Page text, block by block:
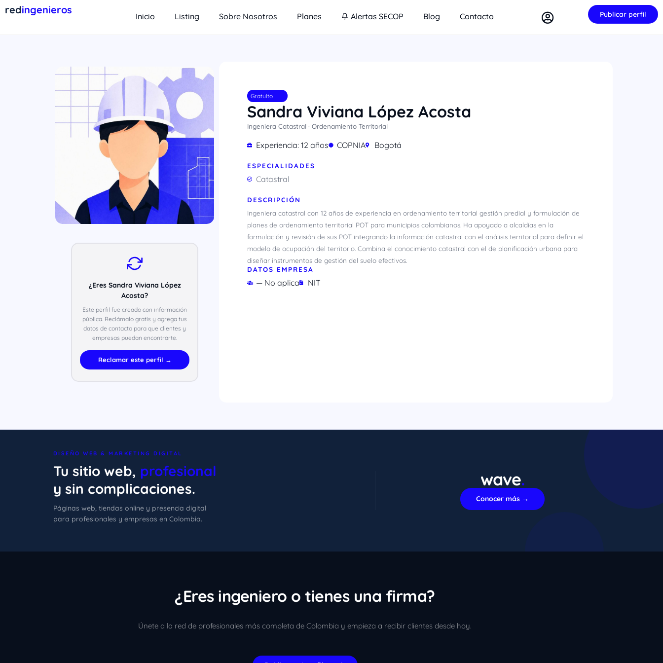
redingenieros
Inicio Listing Sobre Nosotros Planes Alertas SECOP Blog Contacto Publicar perfil
¿Eres Sandra Viviana López
Acosta?
Este perfil fue creado con información
pública. Reclámalo gratis y agrega tus
datos de contacto para que clientes y
empresas puedan encontrarte.
Reclamar este perfil →
Gratuito
Sandra Viviana López Acosta
Ingeniera Catastral · Ordenamiento Territorial
Experiencia: 12 años COPNIA Bogotá
ESPECIALIDADES
Catastral
DESCRIPCIÓN
Ingeniera catastral con 12 años de experiencia en ordenamiento territorial gestión predial y formulación de
planes de ordenamiento territorial POT para municipios colombianos. Ha apoyado a alcaldías en la
formulación y revisión de sus POT integrando la información catastral con el análisis territorial para definir el
modelo de ocupación del territorio. Combina el conocimiento catastral con el de planificación urbana para
diseñar instrumentos de gestión del suelo efectivos.
DATOS EMPRESA
— No aplica NIT
DISEÑO WEB & MARKETING DIGITAL
Tu sitio web, profesional
y sin complicaciones.
Páginas web, tiendas online y presencia digital
para profesionales y empresas en Colombia.
wave.
Conocer más →
¿Eres ingeniero o tienes una firma?
Únete a la red de profesionales más completa de Colombia y empieza a recibir clientes desde hoy.
xImenA
En línea ahora